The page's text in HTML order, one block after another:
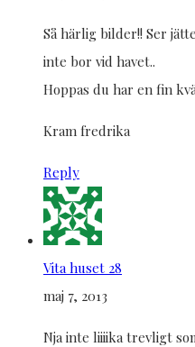
Så härlig bilder!! Ser
inte bor vid havet..
Hoppas du har en fin
Kram fredrika
Reply
Vita huset 28
maj 7, 2013
Nja inte liiiika trevligt